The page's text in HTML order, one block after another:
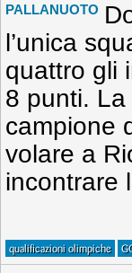
PALLANUOTO
l’unica
quattro gli
8 punti.
campione
volare a
incontrare
qualificazioni olimpiche